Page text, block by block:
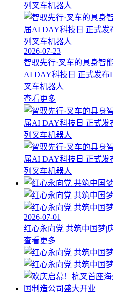
2026-07-23
智驭先行·叉车的具身
AI DAY科技日 正式发布
叉车机器人
查看更多
2026-07-01
红心永向党 共筑中国梦|
查看更多